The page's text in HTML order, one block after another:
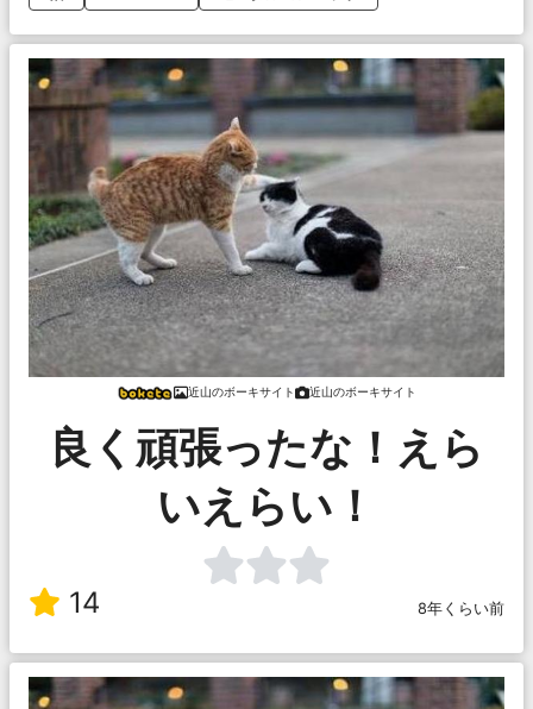
近山のボーキサイト 近山のボーキサイト
良く頑張ったな！えら
いえらい！
14 8年くらい前